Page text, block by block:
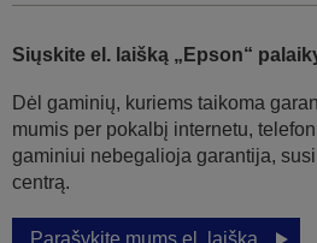
Siųskite el. laišką „Epson“
Dėl gaminių, kuriems taikoma
mumis per pokalbį internetu,
gaminiui nebegalioja garantija,
centrą.